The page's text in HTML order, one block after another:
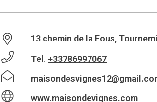
13 chemin de la Fous,
Tel. +33786997067
www.maisondevignes.com